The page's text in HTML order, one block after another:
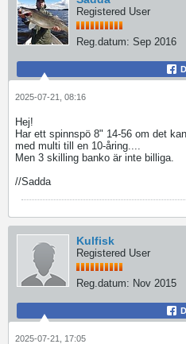
Registered User
Reg.datum: Sep 2016
2025-07-21, 08:16
Hej!
Har ett spinnspö 8" 14-56 om det
med multi till en 10-åring....
Men 3 skilling banko är inte billiga.
//Sadda
Kulfisk
Registered User
Reg.datum: Nov 2015
2025-07-21, 17:05